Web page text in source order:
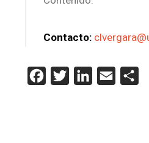
Contacto:
Facebook
Twitter LinkedInEmail